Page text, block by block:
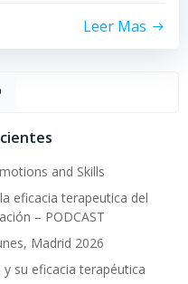
Leer Mas
and Skills
eficacia terapeutica del
– PODCAST
Madrid 2026
su eficacia terapéutica